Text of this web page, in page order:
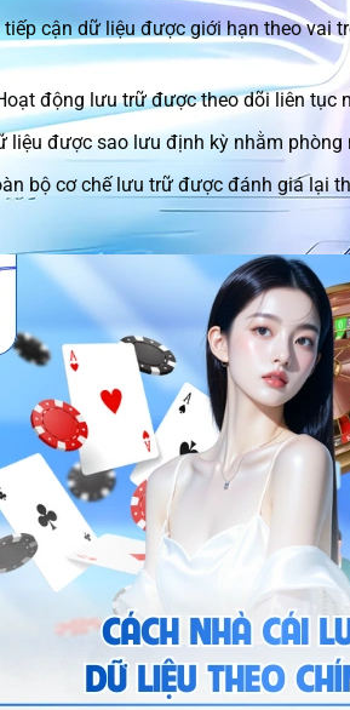
cận dữ liệu được giới hạn theo vai
động lưu trữ được theo dõi liên tục
liệu được sao lưu định kỳ nhằm phòng
bộ cơ chế lưu trữ được đánh giá lại